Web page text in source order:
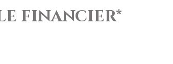
financier*